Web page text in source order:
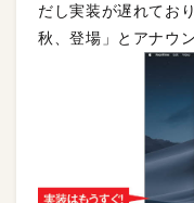
だし実装が遅れてお
秋、登場」とアナウ